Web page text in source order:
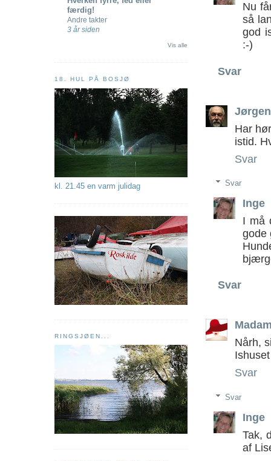
Nu
så
god
:-)
Svar
Har
istid.
Svar
Svar
Inge
I må
gode
Svar
Nårh,
Svar
Svar
Inge
Tak,
af
færdig!
Andre takter
3 år siden
Vis alle
18. HUL PÅ BOSJØ
kl. 21.45 en varm julidag
RINGSJØEN...